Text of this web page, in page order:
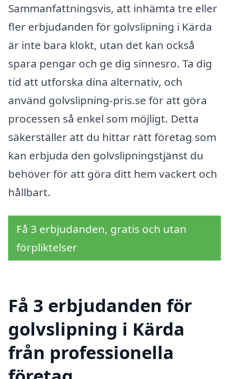
Sammanfattningsvis, att inhämta tre eller
fler erbjudanden för golvslipning i Kärda
är inte bara klokt, utan det kan också
spara pengar och ge dig sinnesro. Ta dig
tid att utforska dina alternativ, och
använd golvslipning-pris.se för att göra
processen så enkel som möjligt. Detta
säkerställer att du hittar rätt företag som
kan erbjuda den golvslipningstjänst du
behöver för att göra ditt hem vackert och
hållbart.
Få 3 erbjudanden, gratis och utan
förpliktelser
Få 3 erbjudanden för
golvslipning i Kärda
från professionella